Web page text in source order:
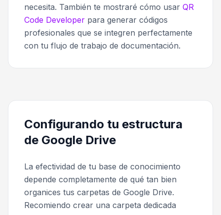
necesita. También te mostraré cómo usar QR
Code Developer para generar códigos
profesionales que se integren perfectamente
con tu flujo de trabajo de documentación.
Configurando tu estructura
de Google Drive
La efectividad de tu base de conocimiento
depende completamente de qué tan bien
organices tus carpetas de Google Drive.
Recomiendo crear una carpeta dedicada